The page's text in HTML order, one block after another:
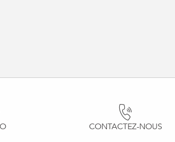
CONTACTEZ-NOUS